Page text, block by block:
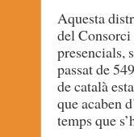
Aquesta
del
presencials,
passat de
de català
que acaben
temps que